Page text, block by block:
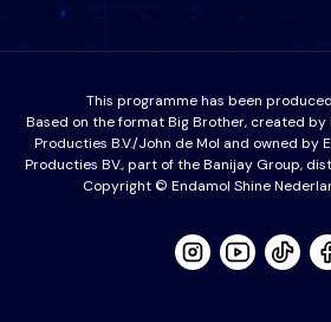
This programme has been
Based on the format Big Brother, created by
Producties B.V./John de Mol and owned by
Producties BV., part of the Banijay Group,
Copyright © Endamol Shine